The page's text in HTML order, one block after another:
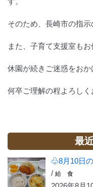
そのため、長崎市の指示
また、子育て支援室もお
休園が続きご迷惑をおか
何卒ご理解の程よろしく
最
♧8月10日
/給 食